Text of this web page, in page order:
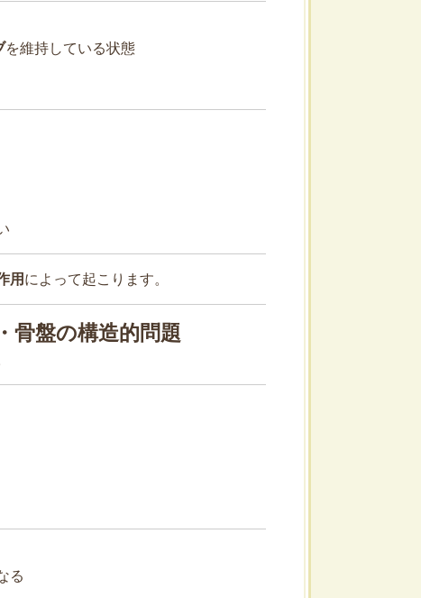
を維持している状態
用 によって起こります。
骨盤の構造的問題
る